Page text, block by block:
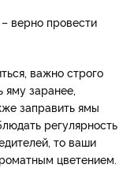
верно провести
важно строго
яму заранее,
заправить ямы
регулярность
то ваши
цветением.